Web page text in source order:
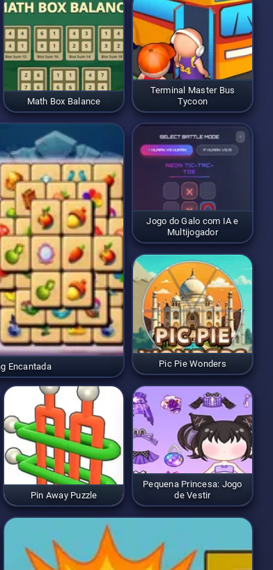
Math Box Balance
Terminal Master Bus
Tycoon
Encantada
Jogo do Galo com IA e
Multijogador
Pic Pie Wonders
Pin Away Puzzle
Pequena Princesa: Jogo
de Vestir